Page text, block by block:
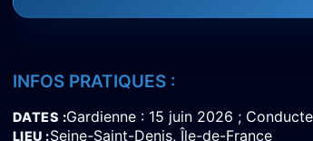
INFOS PRATIQUES :
DATES Gardienne : 15 juin 2026 ;
LIEU Seine-Saint-Denis, Île-de-France